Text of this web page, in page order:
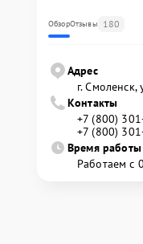
ОбзорОтзывы 180
Адрес
г. Смоленск,
Контакты
+7 (800)
+7 (800)
Время работы
Работаем с